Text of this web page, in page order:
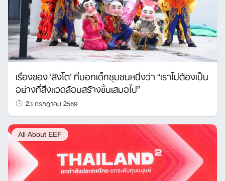
เรื่องของ ‘สิงโต’ ที่บอกเด็กชุมชนหนึ่งว่า “เราไม่ต้องเป็น
อย่างที่สิ่งแวดล้อมสร้างขึ้นเสมอไป”
23 กรกฎาคม 2569
All About EEF